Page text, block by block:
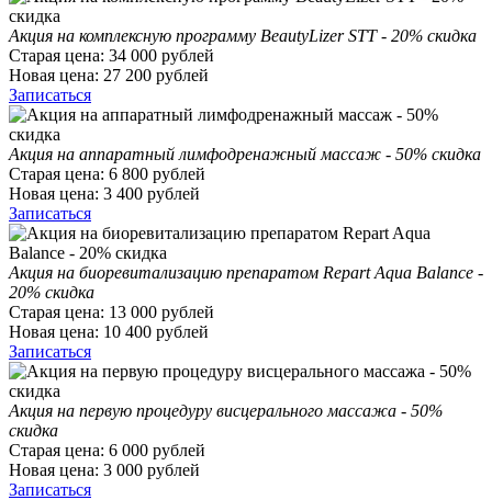
Акция на комплексную программу BeautyLizer STT - 20% скидка
Старая цена: 34 000 рублей
Новая цена: 27 200 рублей
Записаться
Акция на аппаратный лимфодренажный массаж - 50% скидка
Старая цена: 6 800 рублей
Новая цена: 3 400 рублей
Записаться
Акция на биоревитализацию препаратом Repart Aqua Balance -
20% скидка
Старая цена: 13 000 рублей
Новая цена: 10 400 рублей
Записаться
Акция на первую процедуру висцерального массажа - 50%
скидка
Старая цена: 6 000 рублей
Новая цена: 3 000 рублей
Записаться